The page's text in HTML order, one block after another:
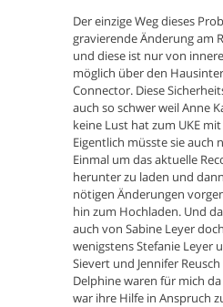
Der einzige Weg dieses
gravierende Änderung am
und diese ist nur von
möglich über den
Connector. Diese
auch so schwer weil Anne
keine Lust hat zum UKE
Eigentlich müsste sie auch
Einmal um das aktuelle
herunter zu laden und
nötigen Änderungen
hin zum Hochladen. Und
auch von Sabine Leyer
wenigstens Stefanie Leyer
Sievert und Jennifer
Delphine waren für mich
war ihre Hilfe in Anspruch